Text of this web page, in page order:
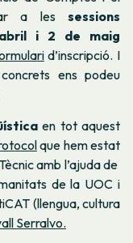
a les sessions
i 2 de maig
d’inscripció. I
ens podeu
en tot aquest
que hem estat
amb l’ajuda de
de la UOC i
(llengua, cultura
Serralvo.